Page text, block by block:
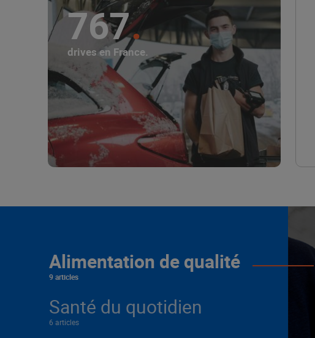
767
drives en France.
Alimentation de qualité
9 articles
Santé du quotidien
6 articles